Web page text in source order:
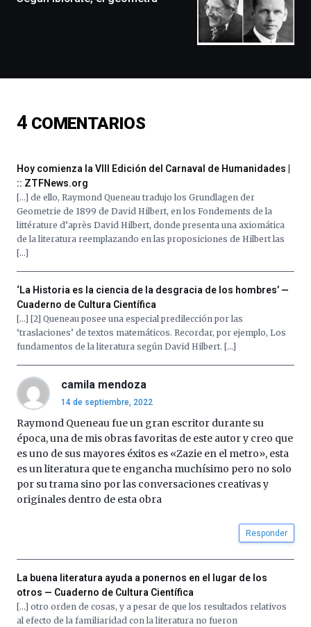
de
16
al
de
octubre.
La
iniciativa,
organizada
por
la
Cátedra…
4 COMENTARIOS
Hoy comienza la VIII Edición del Carnaval de Humanidades |
:: ZTFNews.org
[…] de ello, Raymond Queneau tradujo los Grundlagen der
Geometrie de 1899 de David Hilbert, en los Fondements de la
littérature d’après David Hilbert, donde presenta una axiomática
de la literatura reemplazando en las proposiciones de Hilbert las
[…]
‘La Historia es la ciencia de la desgracia de los hombres’ —
Cuaderno de Cultura Científica
[…] [2] Queneau posee una especial predilección por las
‘traslaciones’ de textos matemáticos. Recordar, por ejemplo, Los
fundamentos de la literatura según David Hilbert. […]
camila mendoza
14 de septiembre, 2022
Raymond Queneau fue un gran escritor durante su
época, una de mis obras favoritas de este autor y creo que
es uno de sus mayores éxitos es «Zazie en el metro», esta
es un literatura que te engancha muchísimo pero no solo
por su trama sino por las conversaciones creativas y
originales dentro de esta obra
Responder
La buena literatura ayuda a ponernos en el lugar de los
otros — Cuaderno de Cultura Científica
[…] otro orden de cosas, y a pesar de que los resultados relativos
al efecto de la familiaridad con la literatura no fueron